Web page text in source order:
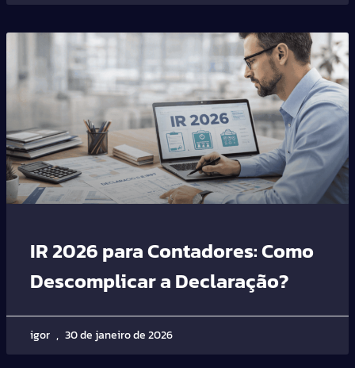
IR 2026 para Contadores: Como
Descomplicar a Declaração?
igor 30 de janeiro de 2026